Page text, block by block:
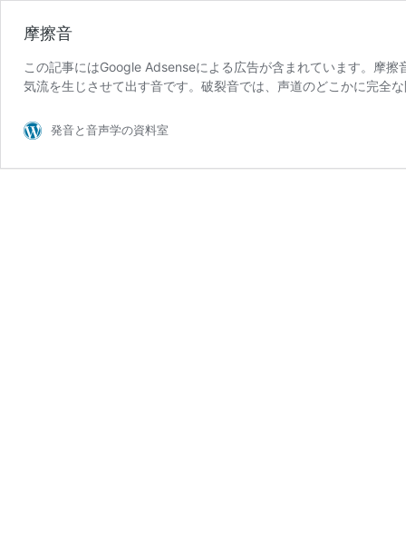
摩擦音
この記事にはGoogle Adsenseによる広告が含まれています。摩
気流を生じさせて出す音です。破裂音では、声道のどこかに完全
発音と音声学の資料室